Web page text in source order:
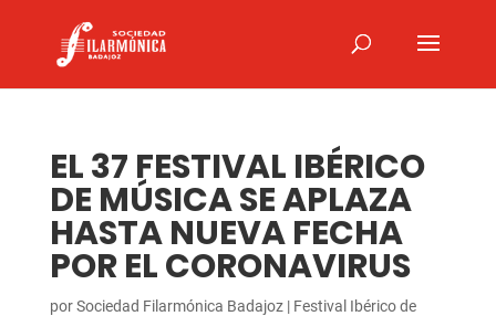
EL 37 FESTIVAL IBÉRICO
DE MÚSICA SE APLAZA
HASTA NUEVA FECHA
POR EL CORONAVIRUS
porSociedad Filarmónica Badajoz| Festival Ibérico de